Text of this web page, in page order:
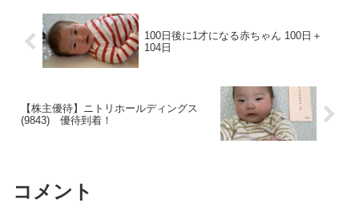
100日後に1才になる赤ちゃん 100日＋
104日
【株主優待】ニトリホールディングス
(9843) 優待到着！
コメント